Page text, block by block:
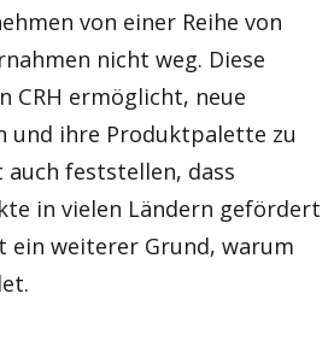
von einer Reihe von
nicht weg. Diese
CRH ermöglicht, neue
und ihre Produktpalette zu
feststellen, dass
in vielen Ländern gefördert
ein weiterer Grund, warum